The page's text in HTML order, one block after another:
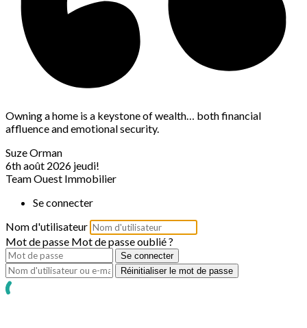
Owning a home is a keystone of wealth… both financial
affluence and emotional security.
Suze Orman
6th août 2026 jeudi!
Team Ouest Immobilier
Se connecter
Nom d'utilisateur
Mot de passe Mot de passe oublié ?
Se connecter
Réinitialiser le mot de passe